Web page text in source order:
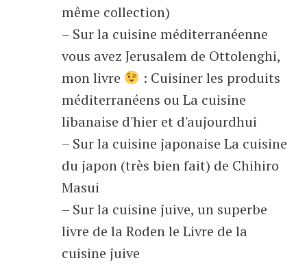
même collection)
– Sur la cuisine méditerranéenne
vous avez Jerusalem de Ottolenghi,
mon livre
: Cuisiner les produits
méditerranéens ou La cuisine
libanaise d'hier et d'aujourdhui
– Sur la cuisine japonaise La cuisine
du japon (très bien fait) de Chihiro
Masui
– Sur la cuisine juive, un superbe
livre de la Roden le Livre de la
cuisine juive